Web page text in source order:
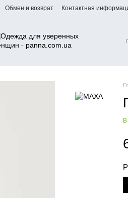
Обмен и возврат Контактная